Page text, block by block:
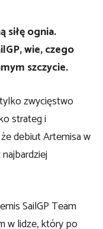
siłę ognia.
wie, czego
szczycie.
zwycięstwo
strateg i
debiut Artemisa w
SailGP Team
w lidze, który po